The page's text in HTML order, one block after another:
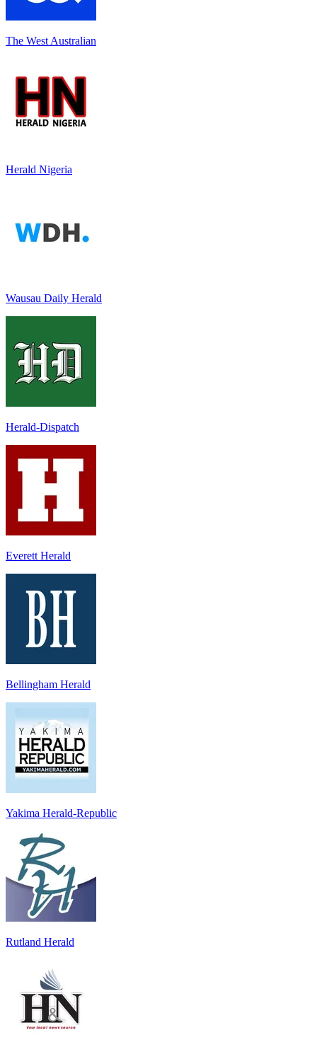
The West Australian
Herald Nigeria
Wausau Daily Herald
Herald-Dispatch
Everett Herald
Bellingham Herald
Yakima Herald-Republic
Rutland Herald